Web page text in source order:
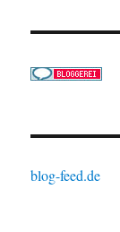
blog-feed.de